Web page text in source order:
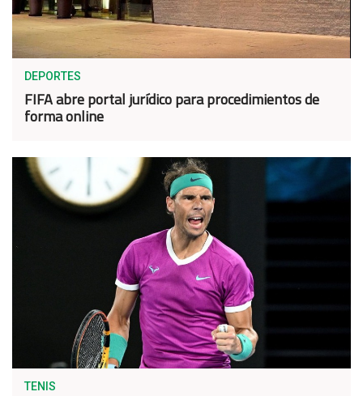
DEPORTES
FIFA abre portal jurídico para procedimientos de
forma online
TENIS